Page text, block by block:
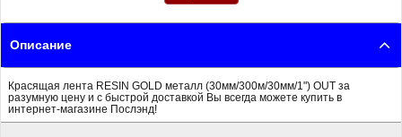
Описание
Красящая лента RESIN GOLD металл (30мм/300м/30мм/1") OUT за
разумную цену и с быстрой доставкой Вы всегда можете купить в
интернет-магазине Послэнд!